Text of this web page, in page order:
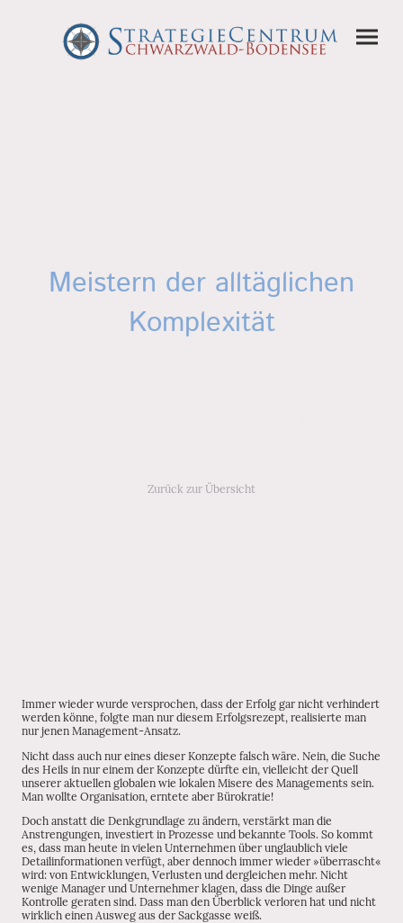
Meistern der alltäglichen
Komplexität
Zurück zur Übersicht
Immer wieder wurde versprochen, dass der Erfolg gar nicht verhindert
werden könne, folgte man nur diesem Erfolgsrezept, realisierte man
nur jenen Management-Ansatz.
Nicht dass auch nur eines dieser Konzepte falsch wäre. Nein, die Suche
des Heils in nur einem der Konzepte dürfte ein, vielleicht der Quell
unserer aktuellen globalen wie lokalen Misere des Managements sein.
Man wollte Organisation, erntete aber Bürokratie!
Doch anstatt die Denkgrundlage zu ändern, verstärkt man die
Anstrengungen, investiert in Prozesse und bekannte Tools. So kommt
es, dass man heute in vielen Unternehmen über unglaublich viele
Detailinformationen verfügt, aber dennoch immer wieder »überrascht«
wird: von Entwicklungen, Verlusten und dergleichen mehr. Nicht
wenige Manager und Unternehmer klagen, dass die Dinge außer
Kontrolle geraten sind. Dass man den Überblick verloren hat und nicht
wirklich einen Ausweg aus der Sackgasse weiß.